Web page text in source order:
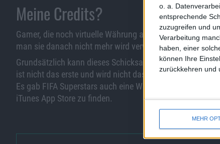
o. a.
entsprechende
zuzugreifen und
Verarbeitung
haben, einer
können Ihre
zurückkehren und
MEHR
Meine Credits?
Gamer, die noch virtuelle Währung auf ihrem Konto
man sie danach nicht mehr wird verwenden können.
Grundsätzlich kann dieses Schicksal alle Spiele ereilen,
ist nicht das erste und wird nicht das letzte Spiel
Es gab FIFA Superstars auch eine Weile lang für
iTunes App Store zu finden.